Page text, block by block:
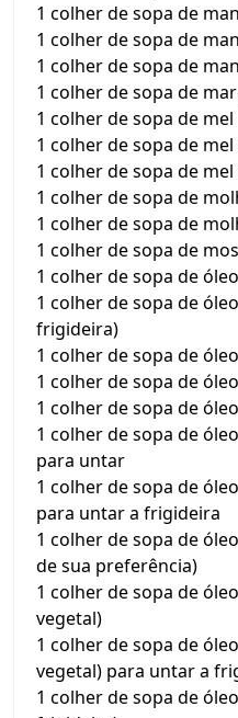
1 colher de sopa de
1 colher de sopa de
1 colher de sopa de
1 colher de sopa de
1 colher de sopa de mel
1 colher de sopa de
1 colher de sopa de
1 colher de sopa de
1 colher de sopa de
1 colher de sopa de
1 colher de sopa de óleo
1 colher de sopa de
frigideira)
1 colher de sopa de
1 colher de sopa de
1 colher de sopa de
1 colher de sopa de
para untar
1 colher de sopa de
para untar a frigideira
1 colher de sopa de
de sua preferência)
1 colher de sopa de
vegetal)
1 colher de sopa de
vegetal) para untar a
1 colher de sopa de